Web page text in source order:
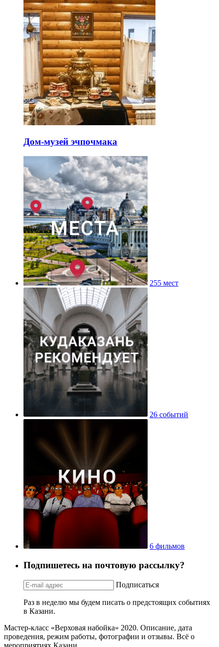
Дом-музей эчпочмака
255 мест
26 событий
6 фильмов
Подпишетесь на почтовую рассылку?
Подписаться
Раз в неделю мы будем писать о предстоящих событиях
в Казани.
Мастер-класс «Верховая набойка» 2020. Описание, дата
проведения, режим работы, фотографии и отзывы. Всё о
мероприятиях Казани.